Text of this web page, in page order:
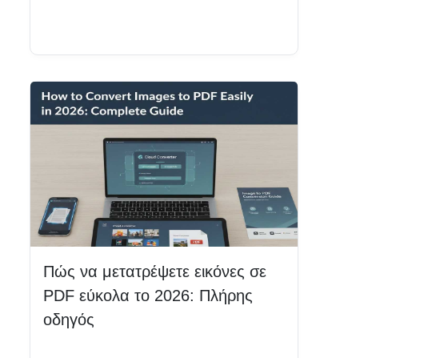
Πώς να μετατρέψετε εικόνες σε
PDF εύκολα το 2026: Πλήρης
οδηγός